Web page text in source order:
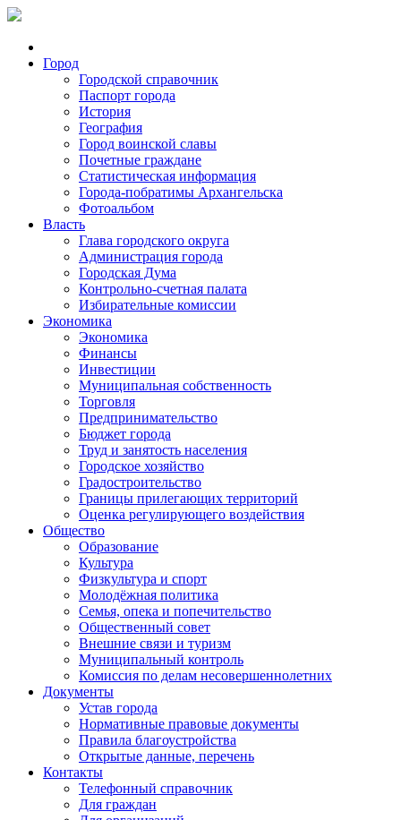
Город
Городской справочник
Паспорт города
История
География
Город воинской славы
Почетные граждане
Статистическая информация
Города-побратимы Архангельска
Фотоальбом
Власть
Глава городского округа
Администрация города
Городская Дума
Контрольно-счетная палата
Избирательные комиссии
Экономика
Экономика
Финансы
Инвестиции
Муниципальная собственность
Торговля
Предпринимательство
Бюджет города
Труд и занятость населения
Городское хозяйство
Градостроительство
Границы прилегающих территорий
Оценка регулирующего воздействия
Общество
Образование
Культура
Физкультура и спорт
Молодёжная политика
Семья, опека и попечительство
Общественный совет
Внешние связи и туризм
Муниципальный контроль
Комиссия по делам несовершеннолетних
Документы
Устав города
Нормативные правовые документы
Правила благоустройства
Открытые данные, перечень
Контакты
Телефонный справочник
Для граждан